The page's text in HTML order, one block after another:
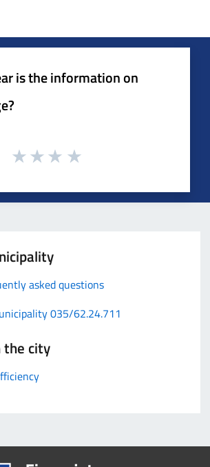
is the information on
asked questions
035/62.24.711
the city